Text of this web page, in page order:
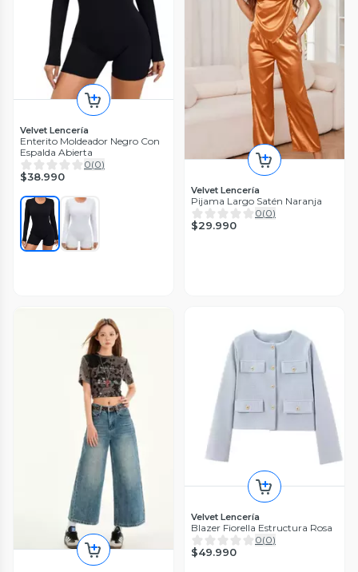
Velvet Lencería
Enterito Moldeador Negro Con
Espalda Abierta
0(0)
$38.990
Velvet Lencería
Pijama Largo Satén Naranja
0(0)
$29.990
Velvet Lencería
Blazer Fiorella Estructura Rosa
0(0)
$49.990